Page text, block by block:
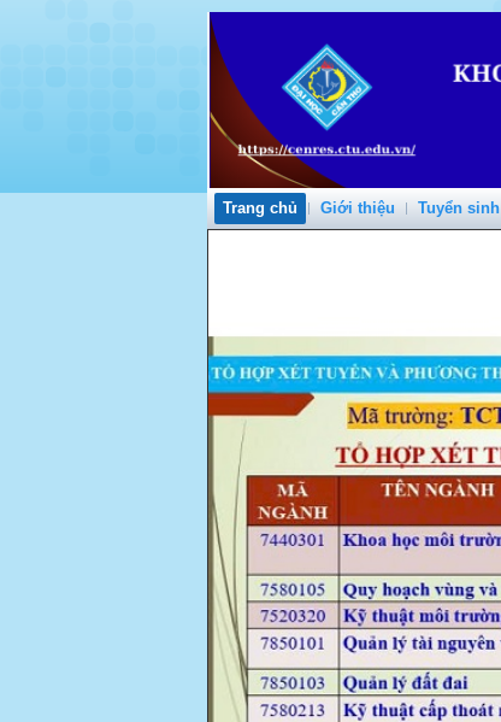
Trang chủ Giới thiệu Tuyển sinh